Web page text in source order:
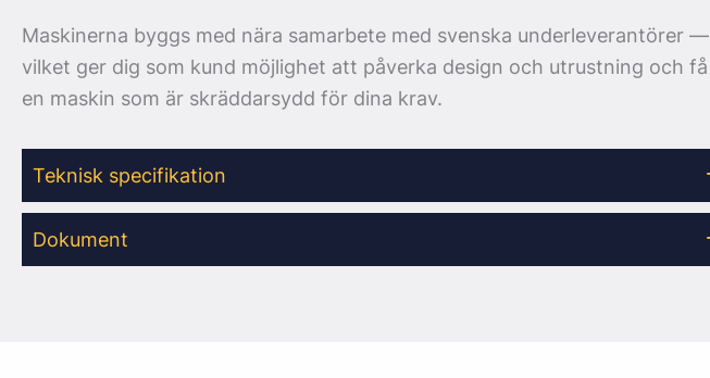
Maskinerna byggs med nära samarbete med svenska underleverantörer —
vilket ger dig som kund möjlighet att påverka design och utrustning och få
en maskin som är skräddarsydd för dina krav.
Teknisk specifikation
Dokument